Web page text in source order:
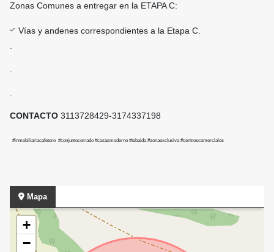
Zonas Comunes a entregar en la ETAPA C:
Vías y andenes correspondientes a la Etapa C.
CONTACTO 3113728429-3174337198
#inmobiliariacafetero #conjuntocerrado #casasmoderno #tebaida #zonaexclusiva #centroscomerciales
Mapa
+
−